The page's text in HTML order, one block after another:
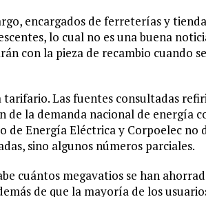
encargados de ferreterías y
lo cual no es una buena
con la pieza de recambio cuando
tarifario. Las fuentes consultadas
de la demanda nacional de energía
de Energía Eléctrica y Corpoelec no
sino algunos números parciales.
cuántos megavatios se han
de que la mayoría de los